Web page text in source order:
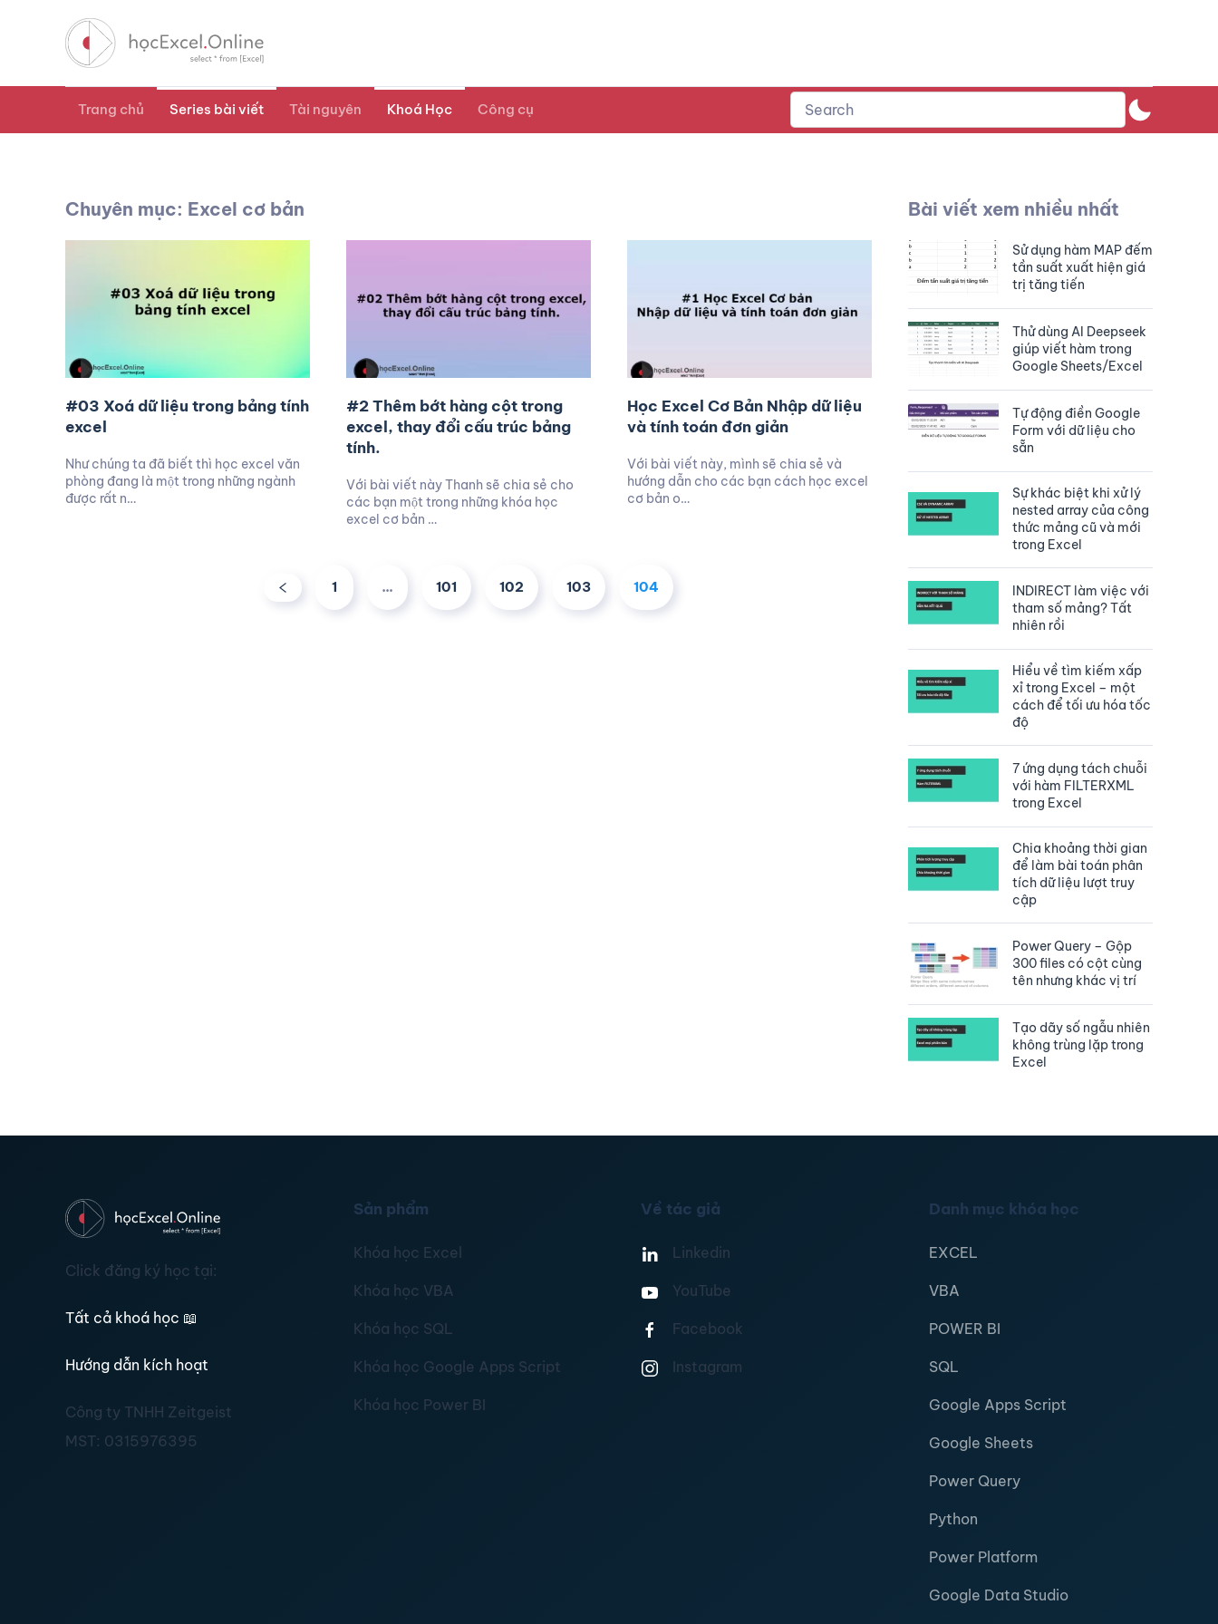
Trang chủ Series bài viết Tài nguyên Khoá Học Công cụ
Chuyên mục: Excel cơ bản
#03 Xoá dữ liệu trong bảng tính
excel
Như chúng ta đã biết thì học excel văn
phòng đang là một trong những ngành
được rất n…
#2 Thêm bớt hàng cột trong
excel, thay đổi cấu trúc bảng
tính.
Với bài viết này Thanh sẽ chia sẻ cho
các bạn một trong những khóa học
excel cơ bản …
Học Excel Cơ Bản Nhập dữ liệu
và tính toán đơn giản
Với bài viết này, mình sẽ chia sẻ và
hướng dẫn cho các bạn cách học excel
cơ bản o…
1 … 101 102 103 104
Bài viết xem nhiều nhất
Sử dụng hàm MAP đếm
tần suất xuất hiện giá
trị tăng tiến
Thử dùng AI Deepseek
giúp viết hàm trong
Google Sheets/Excel
Tự động điền Google
Form với dữ liệu cho
sẵn
Sự khác biệt khi xử lý
nested array của công
thức mảng cũ và mới
trong Excel
INDIRECT làm việc với
tham số mảng? Tất
nhiên rồi
Hiểu về tìm kiếm xấp
xỉ trong Excel – một
cách để tối ưu hóa tốc
độ
7 ứng dụng tách chuỗi
với hàm FILTERXML
trong Excel
Chia khoảng thời gian
để làm bài toán phân
tích dữ liệu lượt truy
cập
Power Query – Gộp
300 files có cột cùng
tên nhưng khác vị trí
Tạo dãy số ngẫu nhiên
không trùng lặp trong
Excel
Click đăng ký học tại:
Tất cả khoá học 📖
Hướng dẫn kích hoạt
Công ty TNHH Zeitgeist
MST: 0315976395
Sản phẩm
Khóa học Excel
Khóa học VBA
Khóa học SQL
Khóa học Google Apps Script
Khóa học Power BI
Về tác giả
Linkedin
YouTube
Facebook
Instagram
Danh mục khóa học
EXCEL
VBA
POWER BI
SQL
Google Apps Script
Google Sheets
Power Query
Python
Power Platform
Google Data Studio